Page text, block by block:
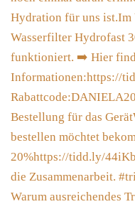
Warum ausreichendes